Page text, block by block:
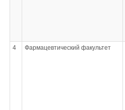
4 Фармацевтический факультет